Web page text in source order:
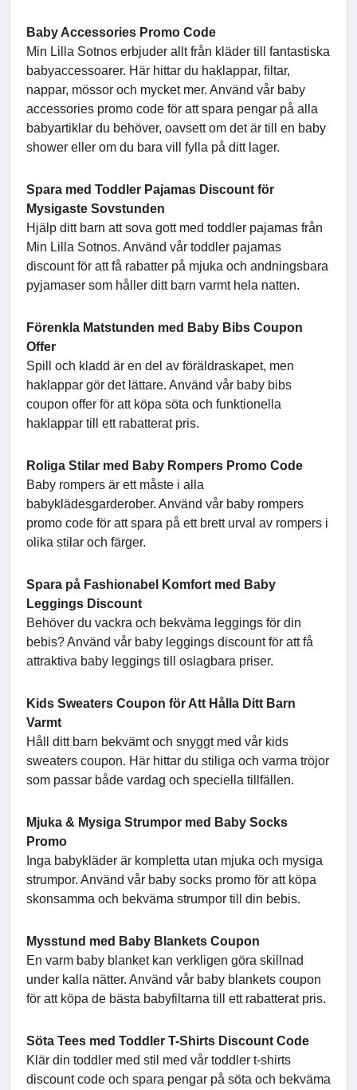
Baby Accessories Promo Code
Min Lilla Sotnos erbjuder allt från kläder till fantastiska
babyaccessoarer. Här hittar du haklappar, filtar,
nappar, mössor och mycket mer. Använd vår baby
accessories promo code för att spara pengar på alla
babyartiklar du behöver, oavsett om det är till en baby
shower eller om du bara vill fylla på ditt lager.
Spara med Toddler Pajamas Discount för
Mysigaste Sovstunden
Hjälp ditt barn att sova gott med toddler pajamas från
Min Lilla Sotnos. Använd vår toddler pajamas
discount för att få rabatter på mjuka och andningsbara
pyjamaser som håller ditt barn varmt hela natten.
Förenkla Matstunden med Baby Bibs Coupon
Offer
Spill och kladd är en del av föräldraskapet, men
haklappar gör det lättare. Använd vår baby bibs
coupon offer för att köpa söta och funktionella
haklappar till ett rabatterat pris.
Roliga Stilar med Baby Rompers Promo Code
Baby rompers är ett måste i alla
babyklädesgarderober. Använd vår baby rompers
promo code för att spara på ett brett urval av rompers i
olika stilar och färger.
Spara på Fashionabel Komfort med Baby
Leggings Discount
Behöver du vackra och bekväma leggings för din
bebis? Använd vår baby leggings discount för att få
attraktiva baby leggings till oslagbara priser.
Kids Sweaters Coupon för Att Hålla Ditt Barn
Varmt
Håll ditt barn bekvämt och snyggt med vår kids
sweaters coupon. Här hittar du stiliga och varma tröjor
som passar både vardag och speciella tillfällen.
Mjuka & Mysiga Strumpor med Baby Socks
Promo
Inga babykläder är kompletta utan mjuka och mysiga
strumpor. Använd vår baby socks promo för att köpa
skonsamma och bekväma strumpor till din bebis.
Mysstund med Baby Blankets Coupon
En varm baby blanket kan verkligen göra skillnad
under kalla nätter. Använd vår baby blankets coupon
för att köpa de bästa babyfiltarna till ett rabatterat pris.
Söta Tees med Toddler T-Shirts Discount Code
Klär din toddler med stil med vår toddler t-shirts
discount code och spara pengar på söta och bekväma